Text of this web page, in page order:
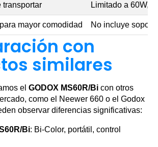
transportar Limitado a 60W,
mayor comodidad No incluye
con
similares
el GODOX MS60R/Bi con otros
como el Neewer 660 o el Godox
observar diferencias significativas:
Bi: Bi-Color, portátil, control